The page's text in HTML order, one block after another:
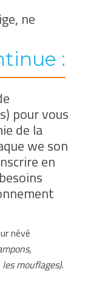
ne
:
pour vous
de la
we son
en
névé
,
mouflages).